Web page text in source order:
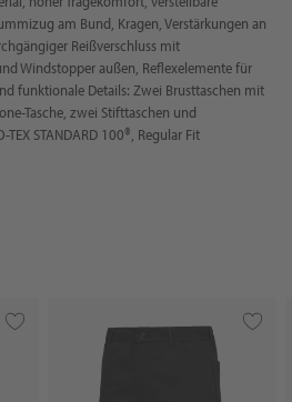
am Bund, Kragen, Verstärkungen an
Reißverschluss mit
Windstopper außen, Reflexelemente für
funktionale Details: Zwei Brusttaschen mit
Tasche, zwei Stifttaschen und
STANDARD 100®, Regular Fit